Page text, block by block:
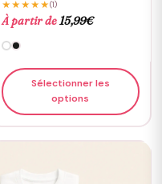
★★★★★(1)
À partir de15,99€
Sélectionner les
options